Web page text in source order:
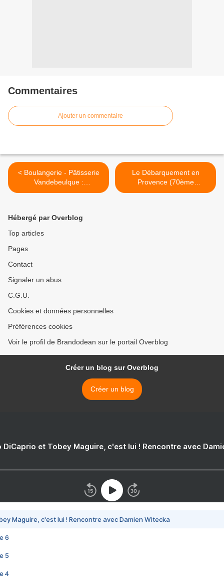
Commentaires
Ajouter un commentaire
< Boulangerie - Pâtisserie
Vandebeulque :
Historique... Kimpe... De
Le Débarquement en
Provence (70ème
Anniversaire 1944 - 2014).
Hébergé par Overblog
Top articles
Pages
Contact
Signaler un abus
C.G.U.
Cookies et données personnelles
Préférences cookies
Voir le profil de Brandodean sur le portail Overblog
Créer un blog sur Overblog
Créer un blog
DiCaprio et Tobey Maguire, c'est lui ! Rencontre avec
Maguire, c'est lui ! Rencontre avec Damien Witecka
6
5
4